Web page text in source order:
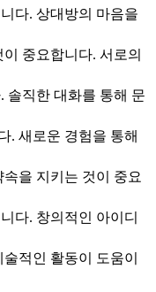
다. 상대방의 마음을
중요합니다. 서로의
솔직한 대화를 통해 문
. 새로운 경험을 통해
을 지키는 것이 중요
다. 창의적인 아이디
적인 활동이 도움이